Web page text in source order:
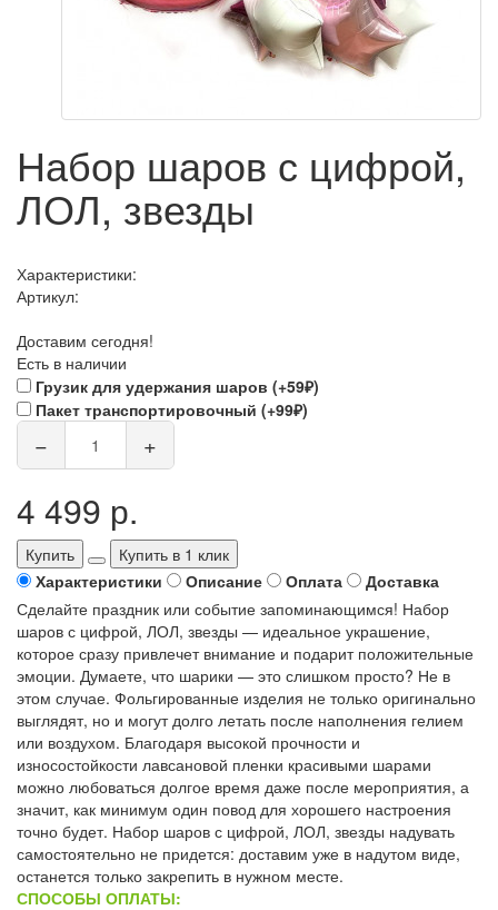
Набор шаров с цифрой,
ЛОЛ, звезды
Характеристики:
Артикул:
Доставим сегодня!
Есть в наличии
Грузик для удержания шаров (+59₽)
Пакет транспортировочный (+99₽)
− +
4 499 р.
Купить
Купить в 1 клик
Характеристики
Описание Оплата
Доставка
Сделайте праздник или событие запоминающимся! Набор
шаров с цифрой, ЛОЛ, звезды — идеальное украшение,
которое сразу привлечет внимание и подарит положительные
эмоции. Думаете, что шарики — это слишком просто? Не в
этом случае. Фольгированные изделия не только оригинально
выглядят, но и могут долго летать после наполнения гелием
или воздухом. Благодаря высокой прочности и
износостойкости лавсановой пленки красивыми шарами
можно любоваться долгое время даже после мероприятия, а
значит, как минимум один повод для хорошего настроения
точно будет. Набор шаров с цифрой, ЛОЛ, звезды надувать
самостоятельно не придется: доставим уже в надутом виде,
останется только закрепить в нужном месте.
СПОСОБЫ ОПЛАТЫ: